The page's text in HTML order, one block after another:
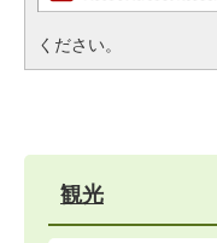
ください。
観光